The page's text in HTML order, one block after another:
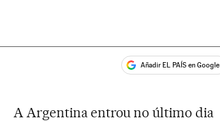
Añadir EL PAÍS en Google
A Argentina entrou no último dia